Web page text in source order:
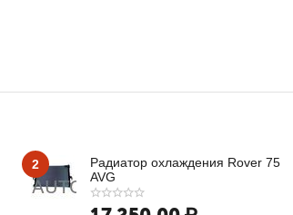
выбор моделей от известных производителей.
2
Радиатор охлаждения Rover 75
AVG